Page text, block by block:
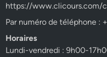
https://www.clicours.com/
Par numéro de téléphone :
Horaires
Lundi-vendredi : 9h00-